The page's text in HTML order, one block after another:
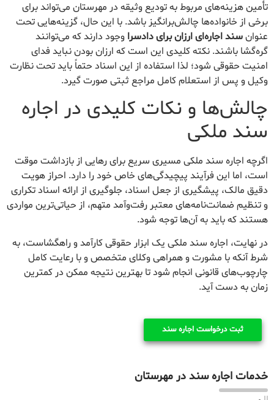
تأمین هزینه‌های مربوط به تودیع وثیقه در مهرستان می‌تواند برای
برخی از خانواده‌ها چالش‌برانگیز باشد. با این حال، گزینه‌هایی تحت
عنوانسند اجاره‌ای ارزان برای دادسرا وجود دارند که می‌توانند
گره‌گشا باشند. نکته کلیدی این است که ارزان بودن نباید فدای
امنیت حقوقی شود؛ لذا استفاده از این اسناد حتماً باید تحت نظارت
وکیل و پس از استعلام کامل مراجع ثبتی صورت گیرد.
چالش‌ها و نکات کلیدی در اجاره
سند ملکی
اگرچه اجاره سند ملکی مسیری سریع برای رهایی از بازداشت موقت
است، اما این فرآیند پیچیدگی‌های خاص خود را دارد. احراز هویت
دقیق مالک، پیشگیری از جعل اسناد، جلوگیری از ارائه اسناد تکراری
و تنظیم ضمانت‌نامه‌های معتبر رفت‌وآمد متهم، از حیاتی‌ترین مواردی
هستند که باید به آن‌ها توجه شود.
در نهایت، اجاره سند ملکی یک ابزار حقوقی کارآمد و راهگشاست، به
شرط آنکه با مشورت و همراهی وکلای متخصص و با رعایت کامل
چارچوب‌های قانونی انجام شود تا بهترین نتیجه ممکن در کمترین
زمان به دست آید.
ثبت درخواست اجاره سند
خدمات اجاره سند در مهرستان